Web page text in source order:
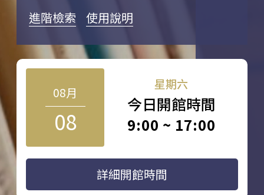
進階檢索 使用說明
08月
08
星期六
今日開館時間
9:00 ~ 17:00
詳細開館時間